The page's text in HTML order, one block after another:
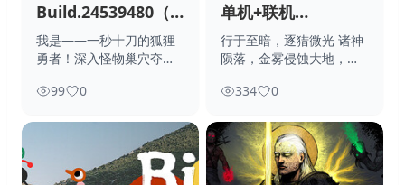
Build.24539480（Kin
and Conquest）免
安装中文版
我是——一秒十刀的狐狸
勇者！深入怪物巢穴夺取
99
0
单机+联机
（Mistfall
Hunter）免安装中
文版
行于至暗，逐猎微光 诸神
陨落，金雾侵蚀大地，被
334
0